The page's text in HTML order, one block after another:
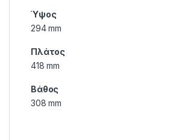
Ύψος
294 mm
Πλάτος
418 mm
Βάθος
308 mm